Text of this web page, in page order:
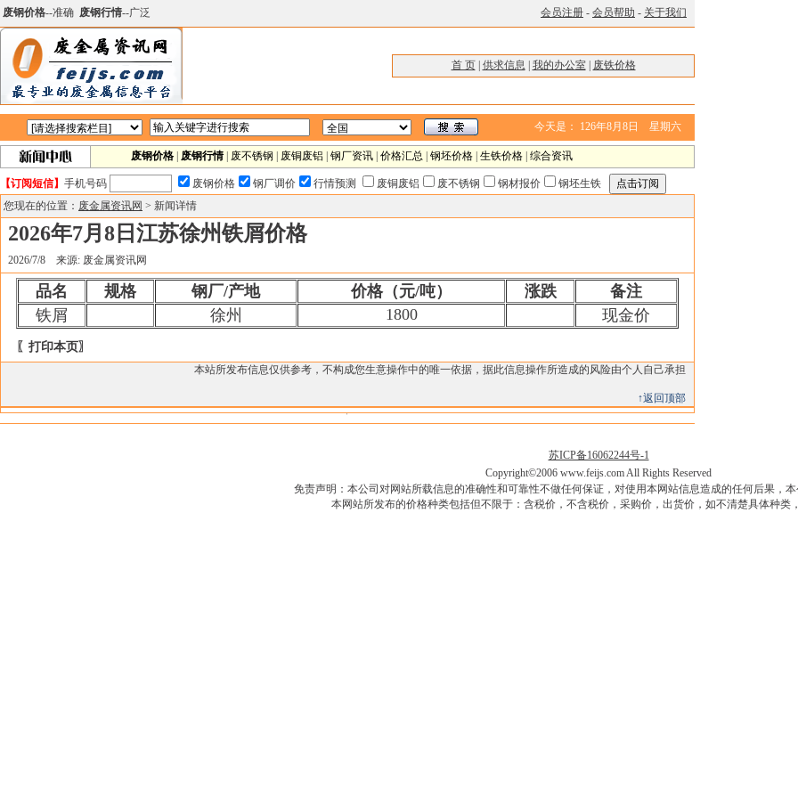
废钢价格--准确 废钢行情--广泛 会员注册 - 会员帮助 - 关于我们
首 页| 供求信息 我的办公室| 废铁价格
今天是： 126年8月8日 星期六
废钢价格 废钢行情| 废不锈钢 废铜废铝 钢厂资讯 价格汇总 钢坯价格 生铁价格 综合资讯
【订阅短信】 手机号码 废钢价格 钢厂调价 行情预测 废铜废铝 废不锈钢 钢材报价
钢坯生铁
您现在的位置： 废金属资讯网 > 新闻详情
2026年7月8日江苏徐州铁屑价格
2026/7/8 来源: 废金属资讯网
品名 规格 钢厂/产地 价格（元/吨） 涨跌
备注
铁屑
徐州 1800 现金价
〖打印本页〗
本站所发布信息仅供参考，不构成您生意操作中的唯一依据，据此信息操作所造成的风险由个人自己承担
↑返回顶部
苏ICP备16062244号-1
Copyright©2006 www.feijs.com All Rights Reserved
免责声明：本公司对网站所载信息的准确性和可靠性不做任何保证，对使用本网站信息造成的任何后果，本
本网站所发布的价格种类包括但不限于：含税价，不含税价，采购价，出货价，如不清楚具体种类